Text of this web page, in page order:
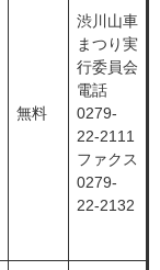
無料
渋川山車
まつり実
行委員会
電話
0279-
22-2111
ファクス
0279-
22-2132